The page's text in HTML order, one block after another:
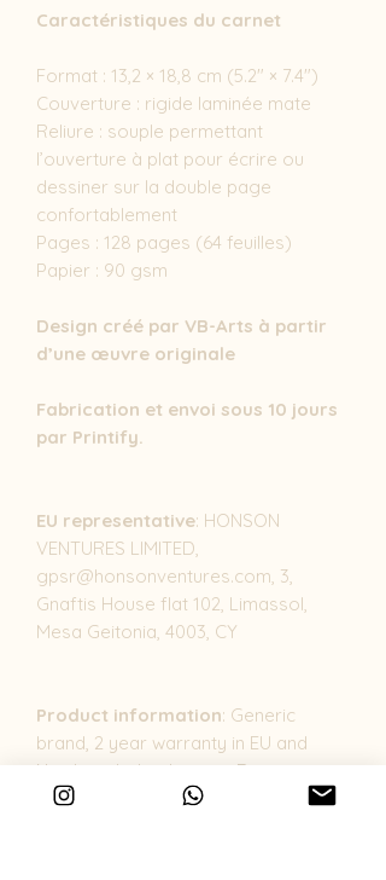
Caractéristiques du carnet
Format : 13,2 × 18,8 cm (5.2" × 7.4")
Couverture : rigide laminée mate
Reliure : souple permettant
l’ouverture à plat pour écrire ou
dessiner sur la double page
confortablement
Pages : 128 pages (64 feuilles)
Papier : 90 gsm
Design créé par VB-Arts à partir
d’une œuvre originale
Fabrication et envoi sous 10 jours
par Printify.
EU representative: HONSON
VENTURES LIMITED,
gpsr@honsonventures.com, 3,
Gnaftis House flat 102, Limassol,
Mesa Geitonia, 4003, CY
Product information: Generic
brand, 2 year warranty in EU and
Northern Ireland as per Directive
1999/44/EC